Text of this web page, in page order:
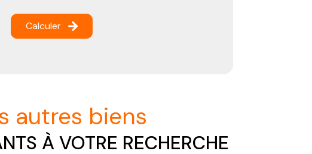
Calculer
autres biens
À VOTRE RECHERCHE